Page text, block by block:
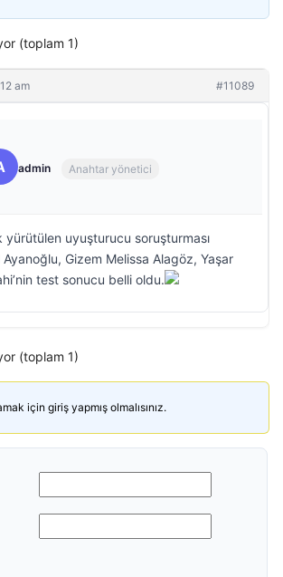
(toplam 1)
am #11089
admin Anahtar yönetici
yürütülen uyuşturucu soruşturması
Gizem Melissa Alagöz, Yaşar
test sonucu belli oldu.
(toplam 1)
için giriş yapmış olmalısınız.